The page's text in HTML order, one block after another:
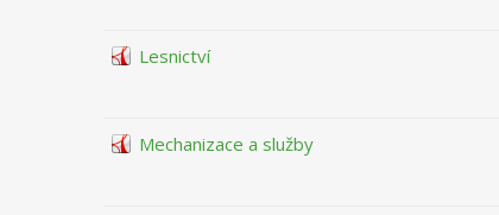
Lesnictví
Mechanizace a služby